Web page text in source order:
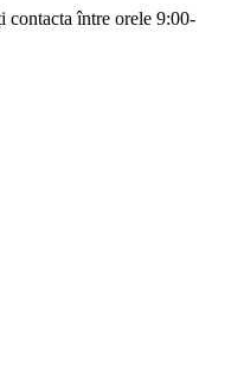
contacta între orele 9:00-